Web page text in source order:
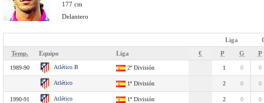
177 cm
Delantero
Liga
Temp.
Equipo Liga € P G P
1989-90 Atlético B 2ª División 1 0 0
Atlético 1ª División 2 0 0
1990-91 Atlético 1ª División 2 0 0